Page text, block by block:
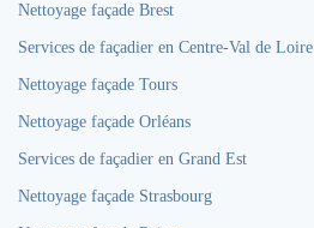
Nettoyage façade Brest
Services de façadier en Centre-Val de Loire
Nettoyage façade Tours
Nettoyage façade Orléans
Services de façadier en Grand Est
Nettoyage façade Strasbourg